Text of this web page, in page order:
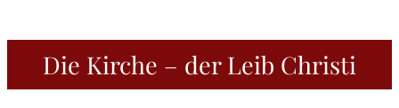
Die Kirche – der Leib Christi